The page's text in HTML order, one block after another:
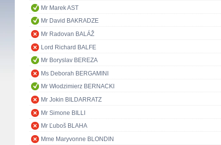
Mr Marek AST
Mr David BAKRADZE
Mr Radovan BALÁŽ
Lord Richard BALFE
Mr Boryslav BEREZA
Ms Deborah BERGAMINI
Mr Włodzimierz BERNACKI
Mr Jokin BILDARRATZ
Mr Simone BILLI
Mr Ľuboš BLAHA
Mme Maryvonne BLONDIN